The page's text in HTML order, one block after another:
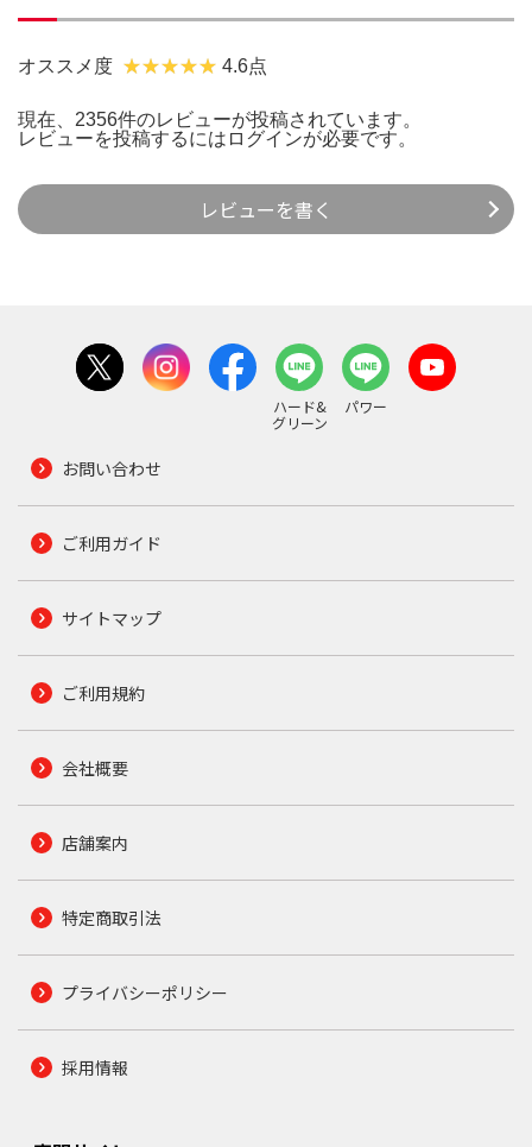
オススメ度 4.6点
現在、2356件のレビューが投稿されています。
レビューを投稿するには ログインが必要です。
レビューを書く
ハード&
グリーン
パワー
お問い合わせ
ご利用ガイド
サイトマップ
ご利用規約
会社概要
店舗案内
特定商取引法
プライバシーポリシー
採用情報